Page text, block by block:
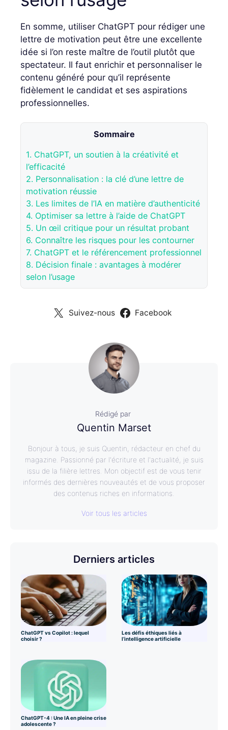
En somme, utiliser ChatGPT pour rédiger une
lettre de motivation peut être une excellente
idée si l’on reste maître de l’outil plutôt que
spectateur. Il faut enrichir et personnaliser le
contenu généré pour qu’il représente
fidèlement le candidat et ses aspirations
professionnelles.
Sommaire
1. ChatGPT, un soutien à la créativité et
l’efficacité
2. Personnalisation : la clé d’une lettre de
motivation réussie
3. Les limites de l’IA en matière d’authenticité
4. Optimiser sa lettre à l’aide de ChatGPT
5. Un œil critique pour un résultat probant
6. Connaître les risques pour les contourner
7. ChatGPT et le référencement professionnel
8. Décision finale : avantages à modérer
selon l’usage
Suivez-nous Facebook
Rédigé par
Quentin Marset
Bonjour à tous, je suis Quentin, rédacteur en chef du
magazine. Passionné par l'écriture et l'actualité, je suis
issu de la filière lettres. Mon objectif est de vous tenir
informés des dernières nouveautés et de vous proposer
des contenus riches en informations.
Voir tous les articles
Derniers articles
ChatGPT vs Copilot : lequel
choisir ?
Les défis éthiques liés à
l’intelligence artificielle
ChatGPT-4 : Une IA en pleine crise
adolescente ?